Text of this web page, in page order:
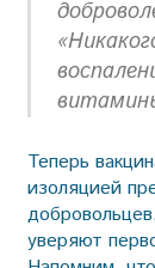
Теперь
изоляцией
уверяют